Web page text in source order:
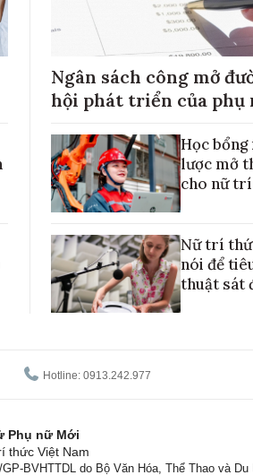
Ngân sách công mở
hội phát triển của phụ
Học bổng
lược mở
cho nữ
Nữ trí
nói để
thuật sát
Hotline: 0913.242.977
Phụ nữ Mới
thức Việt Nam
BVHTTDL do Bộ Văn Hóa, Thể Thao và Du